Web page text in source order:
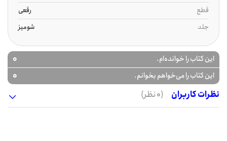
قطع
رقعی
جلد
شومیز
این کتاب را خوانده‌ام. 0
این کتاب را می‌خواهم بخوانم.
0
نظرات کاربران
(0 نظر)